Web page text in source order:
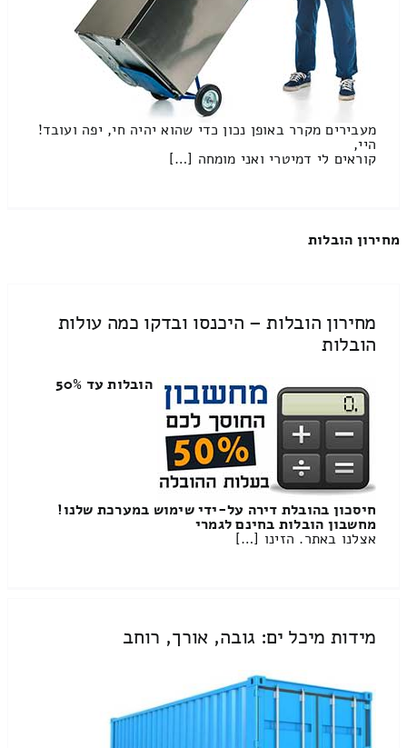
מעבירים מקרר באופן נכון כדי שהוא יהיה חי, יפה ועובד!
היי,
קוראים לי דמיטרי ואני מומחה […]
מחירון הובלות
מחירון הובלות – היכנסו ובדקו כמה עולות
הובלות
הובלות עד 50%
חיסכון בהובלת דירה על-ידי שימוש במערכת שלנו!
מחשבון הובלות בחינם לגמרי
אצלנו באתר. הזינו […]
מידות מיכל ים: גובה, אורך, רוחב